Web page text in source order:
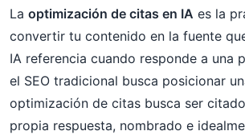
La optimización de citas en IA es la
convertir tu contenido en la fuente
IA referencia cuando responde a una
el SEO tradicional busca posicionar
optimización de citas busca ser
propia respuesta, nombrado e